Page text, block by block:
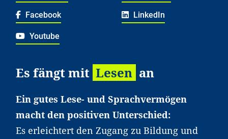
Facebook LinkedIn
Youtube
Es fängt mit Lesen an
Ein gutes Lese- und Sprachvermögen
macht den positiven Unterschied:
Es erleichtert den Zugang zu Bildung und